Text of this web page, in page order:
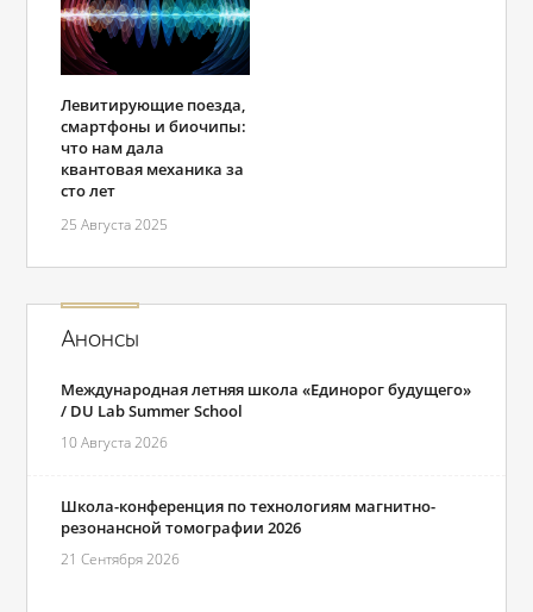
Левитирующие поезда,
смартфоны и биочипы:
что нам дала
квантовая механика за
сто лет
25 Августа 2025
Анонсы
Международная летняя школа «Единорог будущего»
/ DU Lab Summer School
10 Августа 2026
Школа-конференция по технологиям магнитно-
резонансной томографии 2026
21 Сентября 2026